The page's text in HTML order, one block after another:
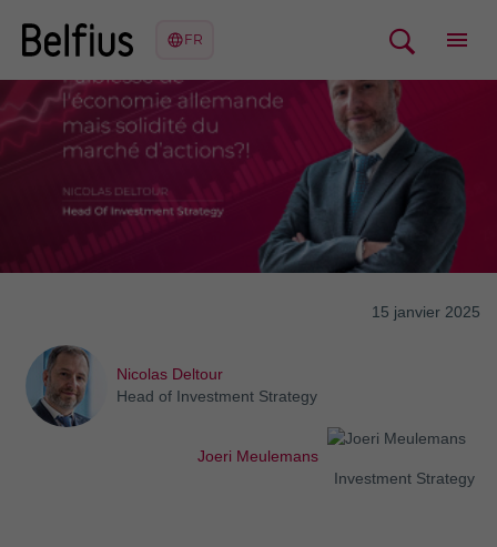
15 janvier 2025
Nicolas Deltour
Head of Investment Strategy
Joeri Meulemans
Investment Strategy